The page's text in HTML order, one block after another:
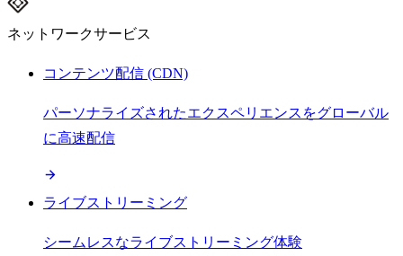
ネットワークサービス
コンテンツ配信 (CDN)
パーソナライズされたエクスペリエンスをグローバル
に高速配信
ライブストリーミング
シームレスなライブストリーミング体験